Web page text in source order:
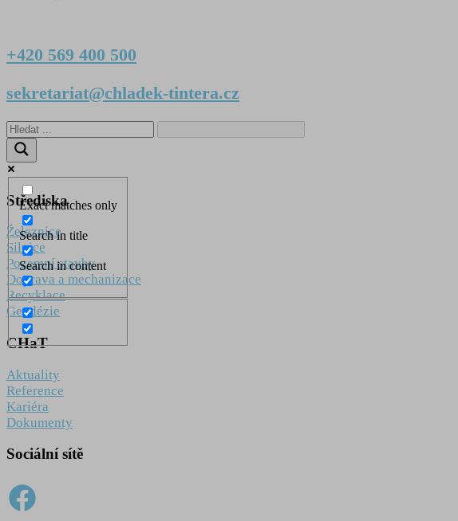
+420 569 400 500
sekretariat@chladek-tintera.cz
Exact matches only
Search in title
Search in content
Střediska
Železnice
Silnice
Pozemní stavby
Doprava a mechanizace
Recyklace
Geodézie
CHaT
Aktuality
Reference
Kariéra
Dokumenty
Sociální sítě
CHaT Facebook